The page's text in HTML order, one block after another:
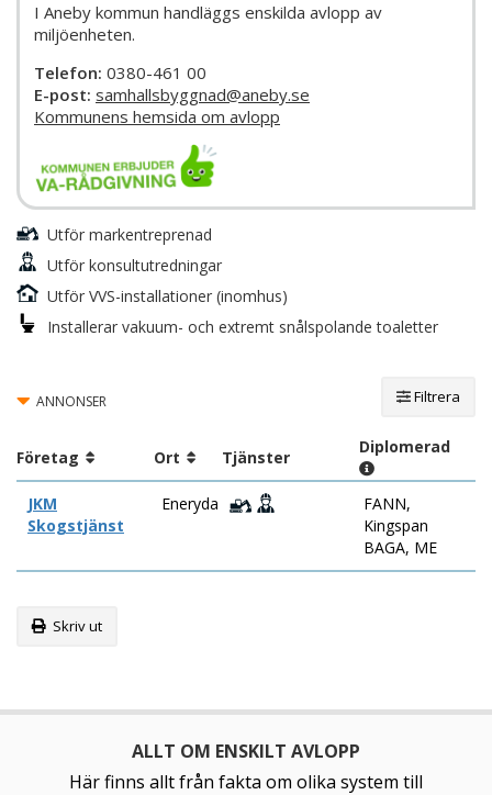
I Aneby kommun handläggs enskilda avlopp av
miljöenheten.
Telefon: 0380-461 00
E-post: samhallsbyggnad@aneby.se
Kommunens hemsida om avlopp
Utför markentreprenad
Utför konsultutredningar
Utför VVS-installationer (inomhus)
Installerar vakuum- och extremt snålspolande toaletter
ANNONSER Filtrera
Företag Ort Tjänster
Diplomerad
JKM
Skogstjänst
Eneryda
FANN,
Kingspan
BAGA, ME
Skriv ut
ALLT OM ENSKILT AVLOPP
Här finns allt från fakta om olika system till